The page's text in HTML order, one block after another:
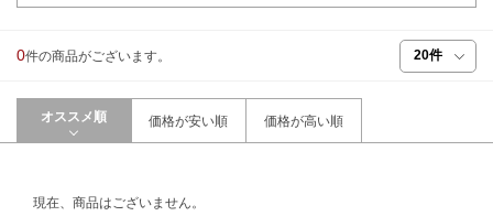
0件の商品がございます。
オススメ順 価格が安い順 価格が高い順
現在、商品はございません。